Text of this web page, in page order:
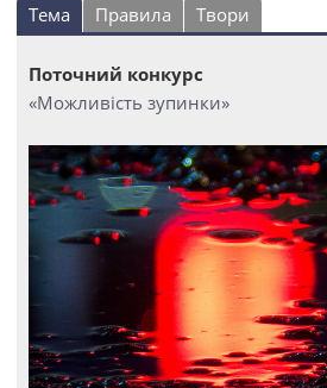
Тема Правила Твори
Поточний конкурс
«Можливість зупинки»